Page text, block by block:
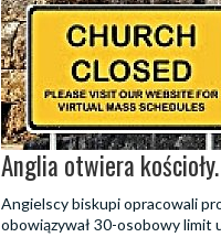
Anglia otwiera
Angielscy biskupi opracowali
obowiązywał 30-osobowy limit